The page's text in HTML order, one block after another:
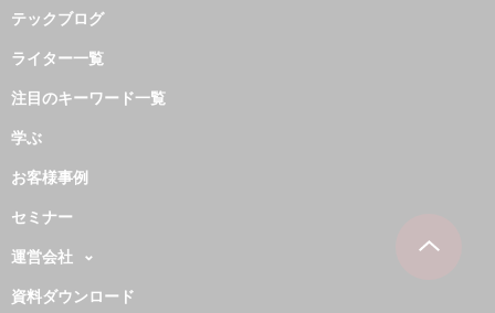
テックブログ
ライター一覧
注目のキーワード一覧
学ぶ
お客様事例
セミナー
運営会社
資料ダウンロード